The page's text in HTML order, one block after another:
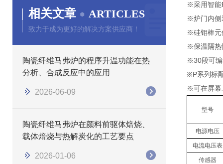
相关文章 ARTICLES
致力于成为更好的解决方案供应商！
陶瓷纤维马弗炉的程序升温功能在热
分析、合成反应中的应用
2026-06-09
陶瓷纤维马弗炉在颜料前驱体焙烧、
载体焙烧与热解炭化的工艺要点
2026-01-06
※采用智能
※炉门内侧
※硅钼棒元
※保温隔热
※30段可编
※P系列标
※可在屏幕
型号
电源电压
电流电压表
传感器